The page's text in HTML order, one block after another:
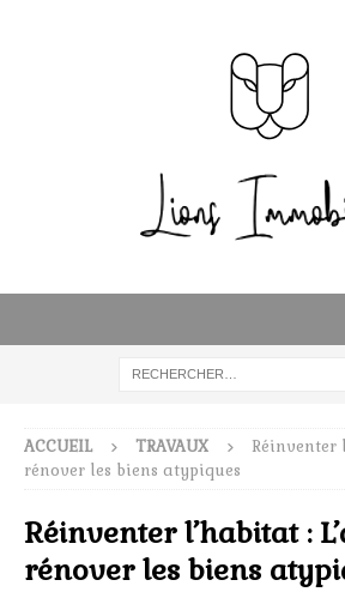
ACCUEIL TRAVAUX
Réinventer
rénover les biens atypiques
Réinventer l’habitat :
rénover les biens